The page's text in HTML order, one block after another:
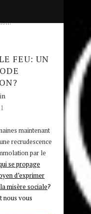
FEU: UN
maintenant
recrudescence
par le
se propage
d’exprimer
misère sociale?
nous vous